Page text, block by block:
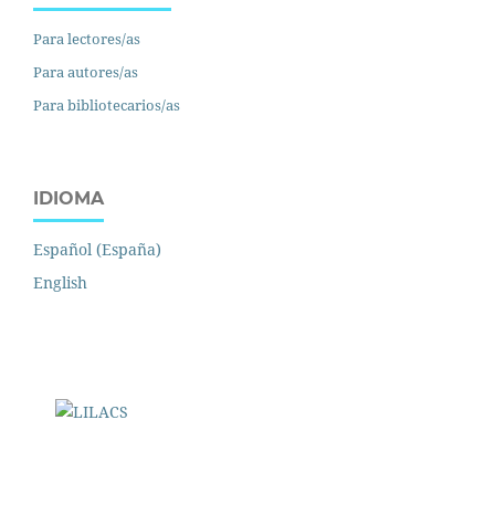
Para lectores/as
Para autores/as
Para bibliotecarios/as
IDIOMA
Español (España)
English